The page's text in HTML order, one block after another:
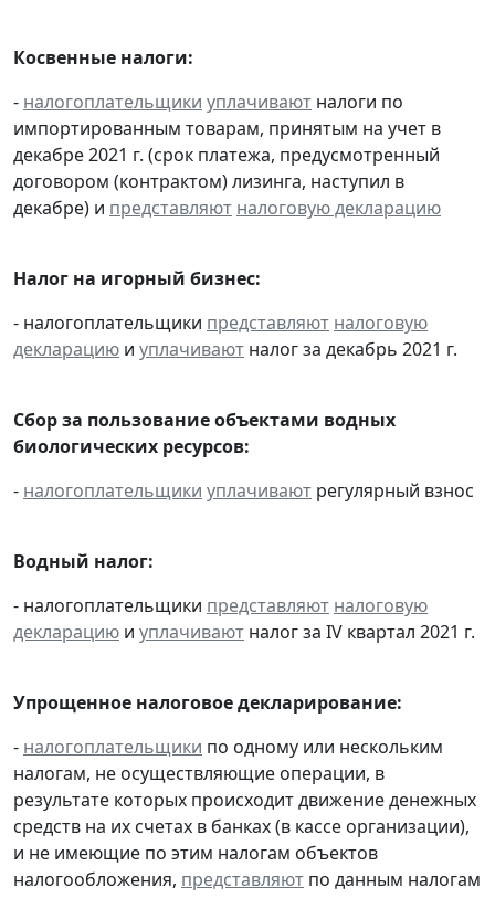
Косвенные налоги:
- налогоплательщики уплачивают налоги по
импортированным товарам, принятым на учет в
декабре 2021 г. (срок платежа, предусмотренный
договором (контрактом) лизинга, наступил в
декабре) и представляют налоговую декларацию
Налог на игорный бизнес:
- налогоплательщики представляют налоговую
декларацию и уплачивают налог за декабрь 2021 г.
Сбор за пользование объектами водных
биологических ресурсов:
- налогоплательщики уплачивают регулярный взнос
Водный налог:
- налогоплательщики представляют налоговую
декларацию и уплачивают налог за IV квартал 2021 г.
Упрощенное налоговое декларирование:
- налогоплательщики по одному или нескольким
налогам, не осуществляющие операции, в
результате которых происходит движение денежных
средств на их счетах в банках (в кассе организации),
и не имеющие по этим налогам объектов
налогообложения, представляют по данным налогам